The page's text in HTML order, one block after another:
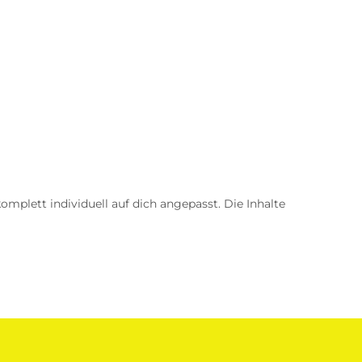
individuell auf dich angepasst. Die Inhalte